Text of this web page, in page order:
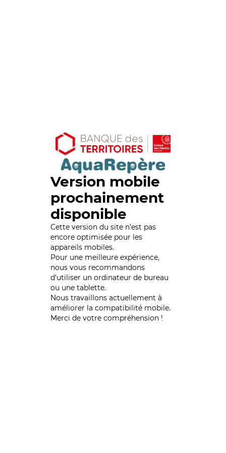
Version mobile
prochainement
disponible
Cette version du site n’est pas
encore optimisée pour les
appareils mobiles.
Pour une meilleure expérience,
nous vous recommandons
d'utiliser un ordinateur de bureau
ou une tablette.
Nous travaillons actuellement à
améliorer la compatibilité mobile.
Merci de votre compréhension !